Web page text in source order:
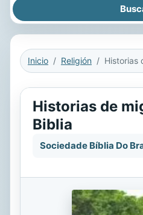
Inicio Religión
Historias de
Biblia
Sociedade Bíblia Do